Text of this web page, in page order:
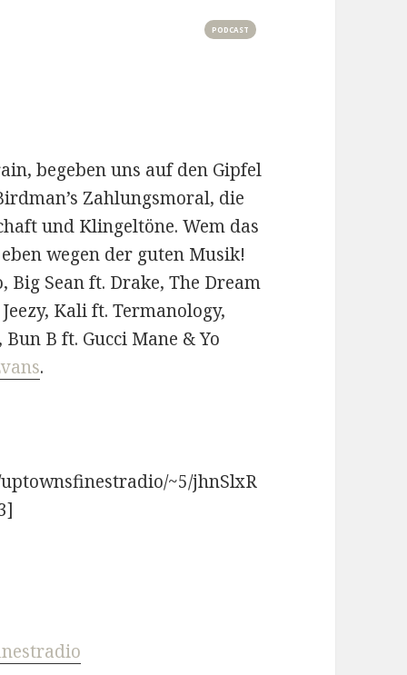
PODCAST
begeben uns auf den Gipfel
Zahlungsmoral, die
und Klingeltöne. Wem das
wegen der guten Musik!
Sean ft. Drake, The Dream
Kali ft. Termanology,
B ft. Gucci Mane & Yo
.
~5/jhnSlxR